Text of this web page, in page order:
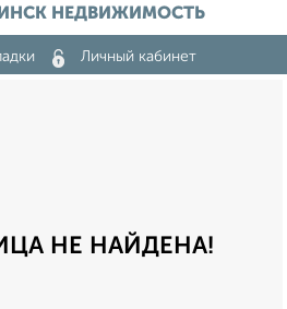
НЕДВИЖИМОСТЬ
Личный кабинет
НЕ НАЙДЕНА!